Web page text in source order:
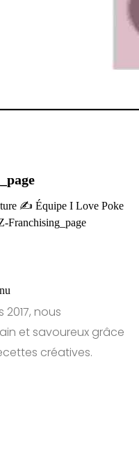
✍️ Équipe I Love Poke
Franchising_page
2017, nous
et savoureux grâce
créatives.